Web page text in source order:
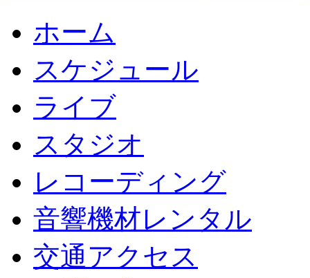
ホーム
スケジュール
ライブ
スタジオ
レコーディング
音響機材レンタル
交通アクセス